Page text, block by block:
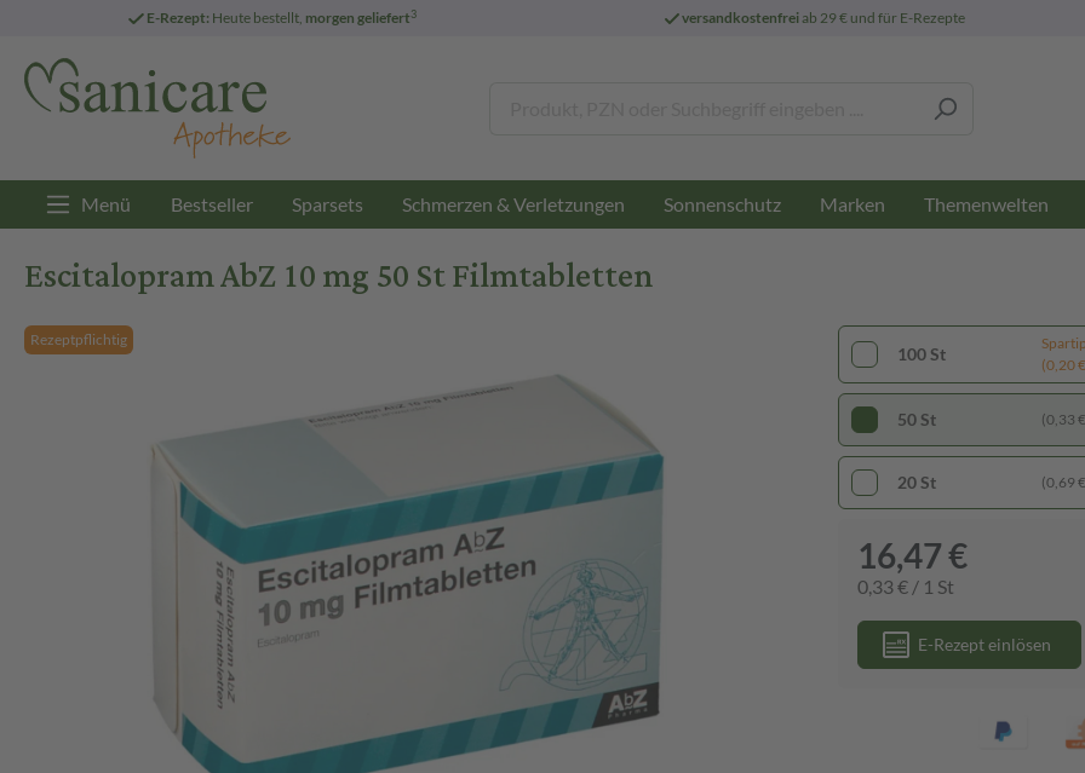
E-Rezept: Heute bestellt, morgen geliefert3 versandkostenfreiab 29 € und für E-Rezepte
Menü Bestseller Sparsets Schmerzen & Verletzungen Sonnenschutz Marken Themenwelten
Escitalopram AbZ 10 mg 50 St Filmtabletten
Rezeptpflichtig
100 St
(0,20
50 St (0,33
20 St (0,69
16,47 €
0,33 € / 1 St
E-Rezept einlösen